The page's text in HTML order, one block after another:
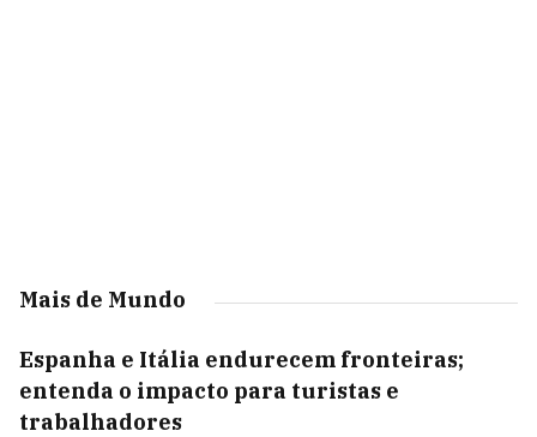
Mais de Mundo
Espanha e Itália endurecem fronteiras;
entenda o impacto para turistas e
trabalhadores